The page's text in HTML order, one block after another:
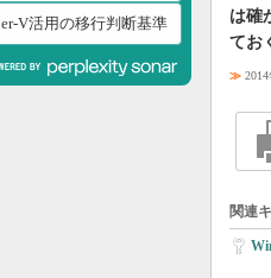
V活用の移行判断基準
は確
てお
≫
関連